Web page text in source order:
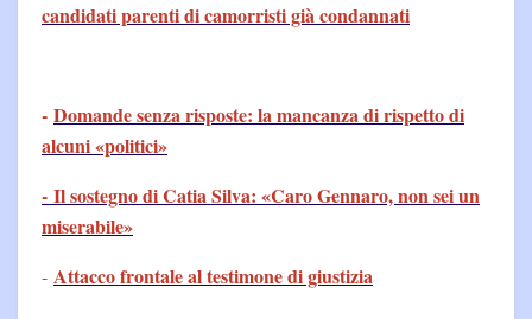
candidati parenti di camorristi già condannati
- Domande senza risposte: la mancanza di rispetto di
alcuni «politici»
- Il sostegno di Catia Silva: «Caro Gennaro, non sei un
miserabile»
- Attacco frontale al testimone di giustizia